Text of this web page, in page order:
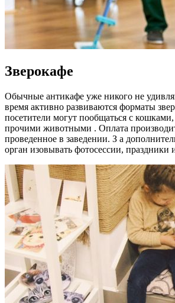
Зверокафе
Обычные антикафе уже никого не
время активно развиваются форматы
посетители могут пообщаться с
прочими животными . Оплата
проведенное в заведении. З а
орган изовывать фотосессии, праздники